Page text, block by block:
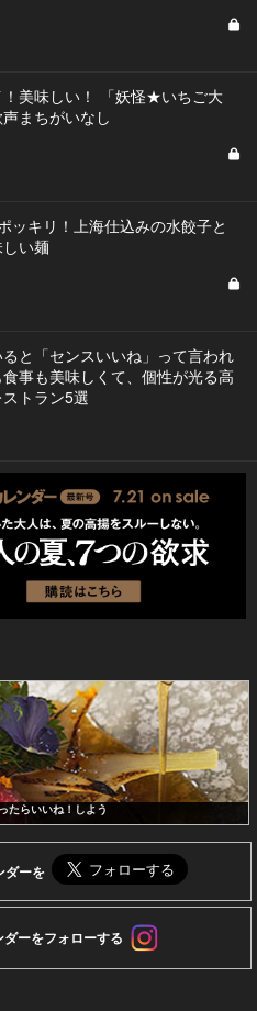
！美味しい！ 「妖怪★いちご大
まちがいなし
ッキリ！上海仕込みの水餃子と
い麺
と「センスいいね」って言われ
事も美味しくて、個性が光る高
トラン5選
たらいいね！しよう
ダーを
ーをフォローする